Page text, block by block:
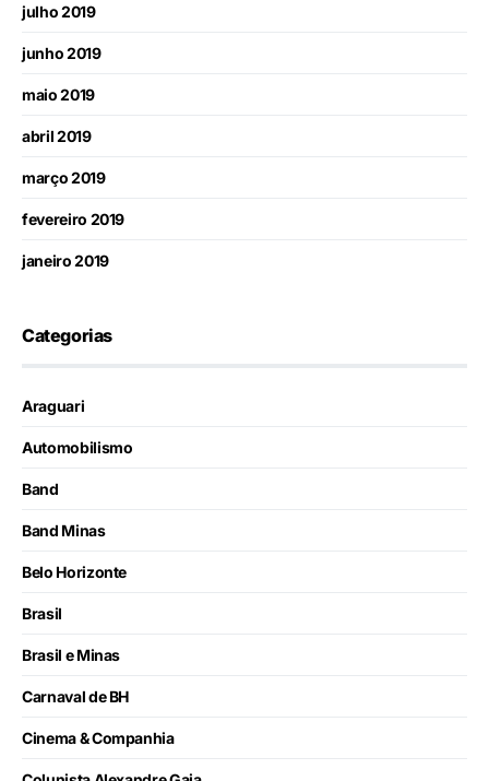
julho 2019
junho 2019
maio 2019
abril 2019
março 2019
fevereiro 2019
janeiro 2019
Categorias
Araguari
Automobilismo
Band
Band Minas
Belo Horizonte
Brasil
Brasil e Minas
Carnaval de BH
Cinema & Companhia